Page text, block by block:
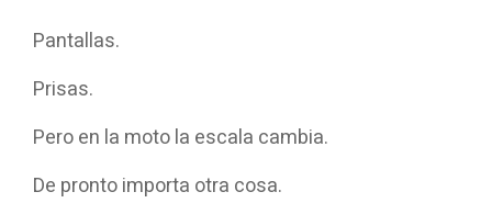
Pantallas.
Prisas.
Pero en la moto la escala cambia.
De pronto importa otra cosa.